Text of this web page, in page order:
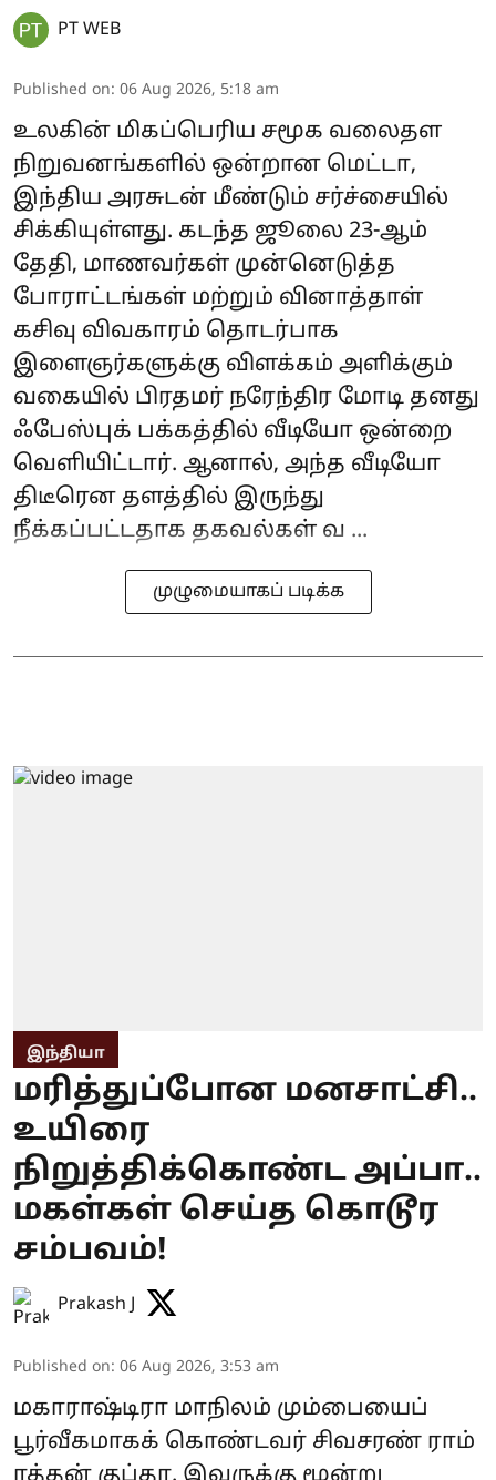
PT WEB
Published on: 06 Aug 2026, 5:18 am
உலகின் மிகப்பெரிய சமூக வலைதள
நிறுவனங்களில் ஒன்றான மெட்டா,
இந்திய அரசுடன் மீண்டும் சர்ச்சையில்
சிக்கியுள்ளது. கடந்த ஜூலை 23-ஆம்
தேதி, மாணவர்கள் முன்னெடுத்த
போராட்டங்கள் மற்றும் வினாத்தாள்
கசிவு விவகாரம் தொடர்பாக
இளைஞர்களுக்கு விளக்கம் அளிக்கும்
வகையில் பிரதமர் நரேந்திர மோடி தனது
ஃபேஸ்புக் பக்கத்தில் வீடியோ ஒன்றை
வெளியிட்டார். ஆனால், அந்த வீடியோ
திடீரென தளத்தில் இருந்து
நீக்கப்பட்டதாக தகவல்கள் வ ...
முழுமையாகப் படிக்க
இந்தியா
மரித்துப்போன மனசாட்சி..
உயிரை
நிறுத்திக்கொண்ட அப்பா..
மகள்கள் செய்த கொடூர
சம்பவம்!
Prakash J
Published on: 06 Aug 2026, 3:53 am
மகாராஷ்டிரா மாநிலம் மும்பையைப்
பூர்வீகமாகக் கொண்டவர் சிவசரண் ராம்